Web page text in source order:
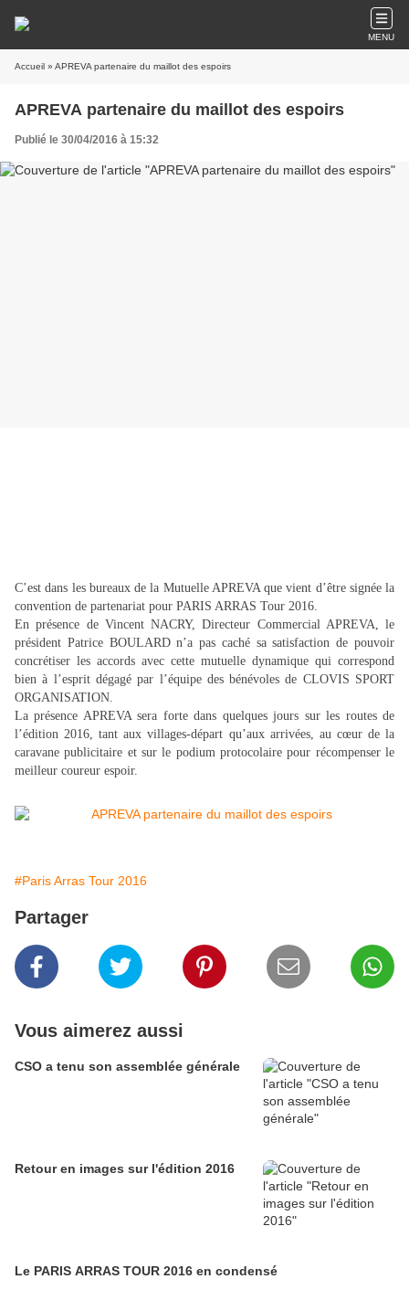
MENU
Accueil » APREVA partenaire du maillot des espoirs
APREVA partenaire du maillot des espoirs
Publié le 30/04/2016 à 15:32
C’est dans les bureaux de la Mutuelle APREVA que vient d’être signée la
convention de partenariat pour PARIS ARRAS Tour 2016.
En présence de Vincent NACRY, Directeur Commercial APREVA, le
président Patrice BOULARD n’a pas caché sa satisfaction de pouvoir
concrétiser les accords avec cette mutuelle dynamique qui correspond
bien à l’esprit dégagé par l’équipe des bénévoles de CLOVIS SPORT
ORGANISATION.
La présence APREVA sera forte dans quelques jours sur les routes de
l’édition 2016, tant aux villages-départ qu’aux arrivées, au cœur de la
caravane publicitaire et sur le podium protocolaire pour récompenser le
meilleur coureur espoir.
#Paris Arras Tour 2016
Partager
Vous aimerez aussi
CSO a tenu son assemblée générale
Retour en images sur l'édition 2016
Le PARIS ARRAS TOUR 2016 en condensé